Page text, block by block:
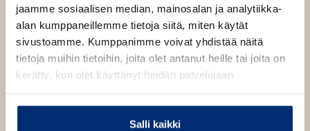
jaamme sosiaalisen median, mainosalan ja analytiikka-
alan kumppaneillemme tietoja siitä, miten käytät
sivustoamme. Kumppanimme voivat yhdistää näitä
tietoja muihin tietoihin, joita olet antanut heille tai joita on
kerätty, kun olet käyttänyt heidän palvelujaan.
Salli kaikki
suorituksiin, kunhan tohdimme rikkoa sääntöjä.